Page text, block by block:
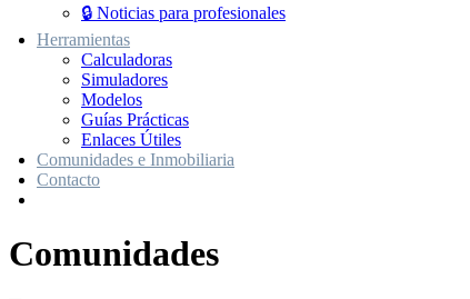
🔒 Noticias para profesionales
Herramientas
Calculadoras
Simuladores
Modelos
Guías Prácticas
Enlaces Útiles
Comunidades e Inmobiliaria
Contacto
Comunidades